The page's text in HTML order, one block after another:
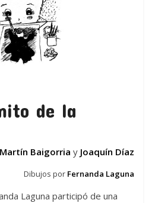
de la
Martín Baigorria y Joaquín Díaz
Dibujos por Fernanda Laguna
Laguna participó de una